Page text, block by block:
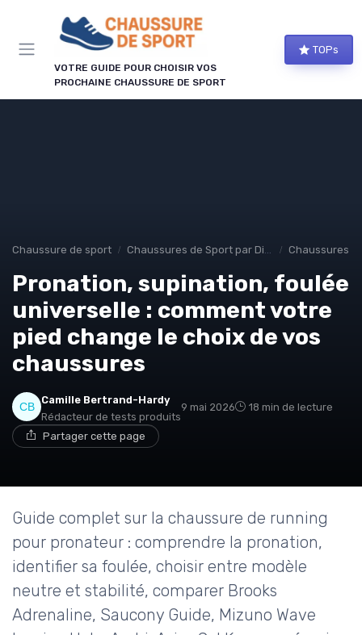
VOTRE GUIDE POUR CHOISIR VOS
PROCHAINE CHAUSSURE DE SPORT
TOPs
Chaussure de sport Chaussures de Sport par Discipline Chaussures
Pronation, supination, foulée
universelle : comment votre
pied change le choix de vos
chaussures
Camille Bertrand-Hardy
Rédacteur de tests produits
9 mai 2026 18 min de lecture
Partager cette page
Guide complet sur la chaussure de running
pour pronateur : comprendre la pronation,
identifier sa foulée, choisir entre modèle
neutre et stabilité, comparer Brooks
Adrenaline, Saucony Guide, Mizuno Wave